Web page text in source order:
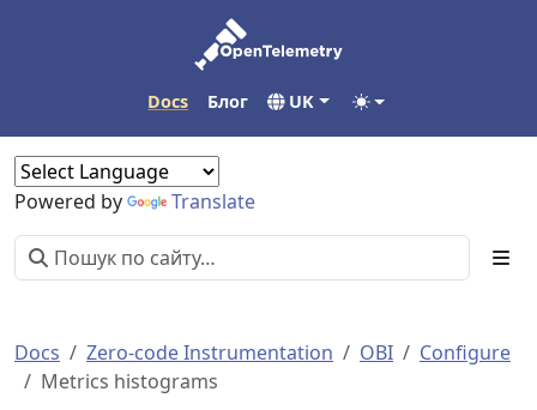
Docs Блог UK
Powered by Translate
Docs Zero-code Instrumentation OBI
Configure
Metrics histograms